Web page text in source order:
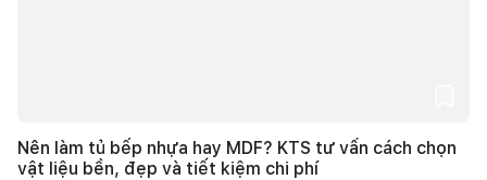
Nên làm tủ bếp nhựa hay MDF? KTS tư vấn cách chọn
vật liệu bền, đẹp và tiết kiệm chi phí